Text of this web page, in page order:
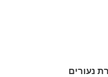
נעורים